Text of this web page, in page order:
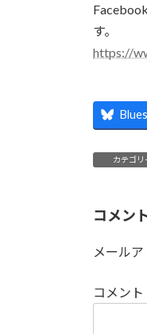
す。
https://
カテゴリ
コメン
メール
コメント